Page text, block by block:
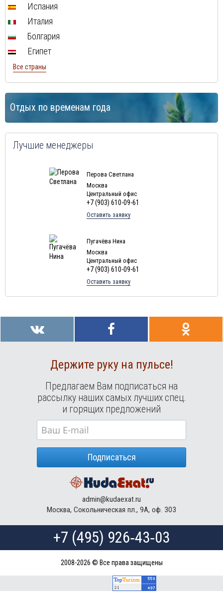
Испания
Италия
Болгария
Египет
Все страны
Отдых по временам года
Лучшие менеджеры
Перова Светлана
Москва
Центральный офис
+7 (903) 610-09-61
Оставить заявку
Пугачёва Нина
Москва
Центральный офис
+7 (903) 610-09-61
Оставить заявку
Держите руку на пульсе!
Предлагаем Вам подписаться на
рассылку наших самых лучших спец.
и горящих предложений
Подписаться
admin@kudaexat.ru
Москва, Сокольническая пл., 9А, оф. 303
+7 (495) 926‑43‑03
2008-2026 © Все права защищены